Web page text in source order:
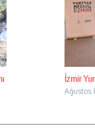
İzmir
Ağustos